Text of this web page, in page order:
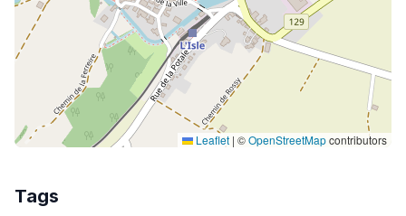
Leaflet | ©OpenStreetMapcontributors
Tags